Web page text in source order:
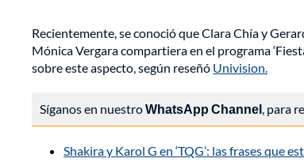
Recientemente, se conoció que Clara Chía y
Mónica Vergara compartiera en el programa
sobre este aspecto, según reseñó Univision.
Síganos en nuestroWhatsApp Channel, para
Shakira y Karol G en ‘TQG’: las frases que